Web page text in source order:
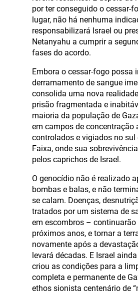
por ter conseguido o cessar-
lugar, não há nenhuma
responsabilizará Israel ou
Netanyahu a cumprir a
fases do acordo.
Embora o cessar-fogo possa
derramamento de sangue
consolida uma nova
prisão fragmentada e
maioria da população de
em campos de concentração
controlados e vigiados no sul
Faixa, onde sua
pelos caprichos de Israel.
O genocídio não é realizado
bombas e balas, e não
se calam. Doenças,
tratados por um sistema de
em escombros –
próximos anos, e tornar a
novamente após a
levará décadas. E Israel
criou as condições para a
completa e permanente de
ethos sionista centenário de